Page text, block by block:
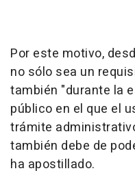
Por este motivo,
no sólo sea un
también "durante la
público en el que el
trámite
también debe de
ha apostillado.